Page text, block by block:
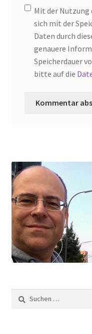
Mit der Nutzung
sich mit der
Daten durch
genauere
Speicherdauer
bitte auf die
Suchen
nach: